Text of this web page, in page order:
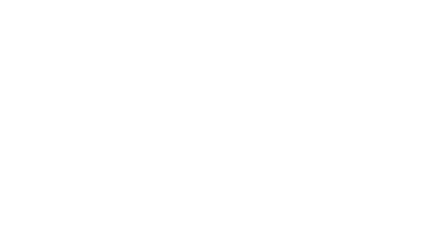
휠체어 출입 가능하지만, 구조적 조건으로 인해 기존 일정과 다른 방문 일